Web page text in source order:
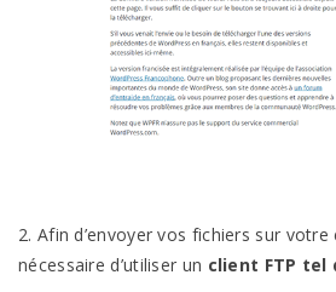
2. Afin d’envoyer vos fichiers sur
nécessaire d’utiliser un client FTP tel